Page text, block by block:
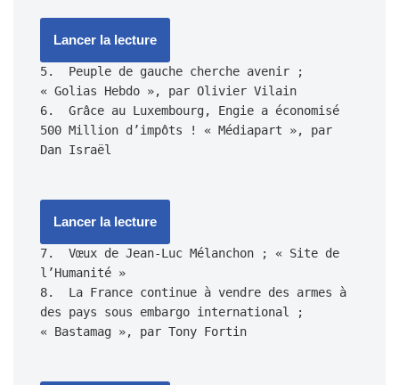
Lancer la lecture
5.  Peuple de gauche cherche avenir ;
« Golias Hebdo », par Olivier Vilain
6.  Grâce au Luxembourg, Engie a économisé
500 Million d’impôts ! « Médiapart », par
Lancer la lecture
7.  Vœux de Jean-Luc Mélanchon ; « Site de
l’Humanité »
8.  La France continue à vendre des armes à
des pays sous embargo international ;